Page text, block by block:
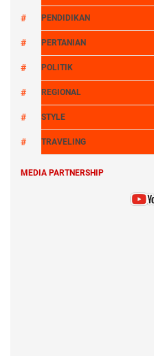
PENDIDIKAN
PERTANIAN
POLITIK
REGIONAL
STYLE
TRAVELING
MEDIA PARTNERSHIP